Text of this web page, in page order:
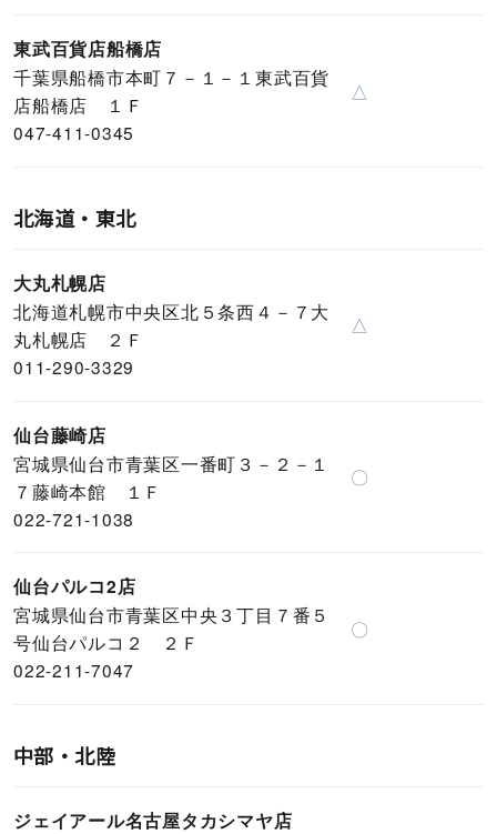
東武百貨店船橋店
千葉県船橋市本町７－１－１東武百貨
店船橋店 １Ｆ
047-411-0345
△
北海道・東北
大丸札幌店
北海道札幌市中央区北５条西４－７大
丸札幌店 ２Ｆ
011-290-3329
△
仙台藤崎店
宮城県仙台市青葉区一番町３－２－１
７藤崎本館 １Ｆ
022-721-1038
〇
仙台パルコ2店
宮城県仙台市青葉区中央３丁目７番５
号仙台パルコ２ ２Ｆ
022-211-7047
〇
中部・北陸
ジェイアール名古屋タカシマヤ店